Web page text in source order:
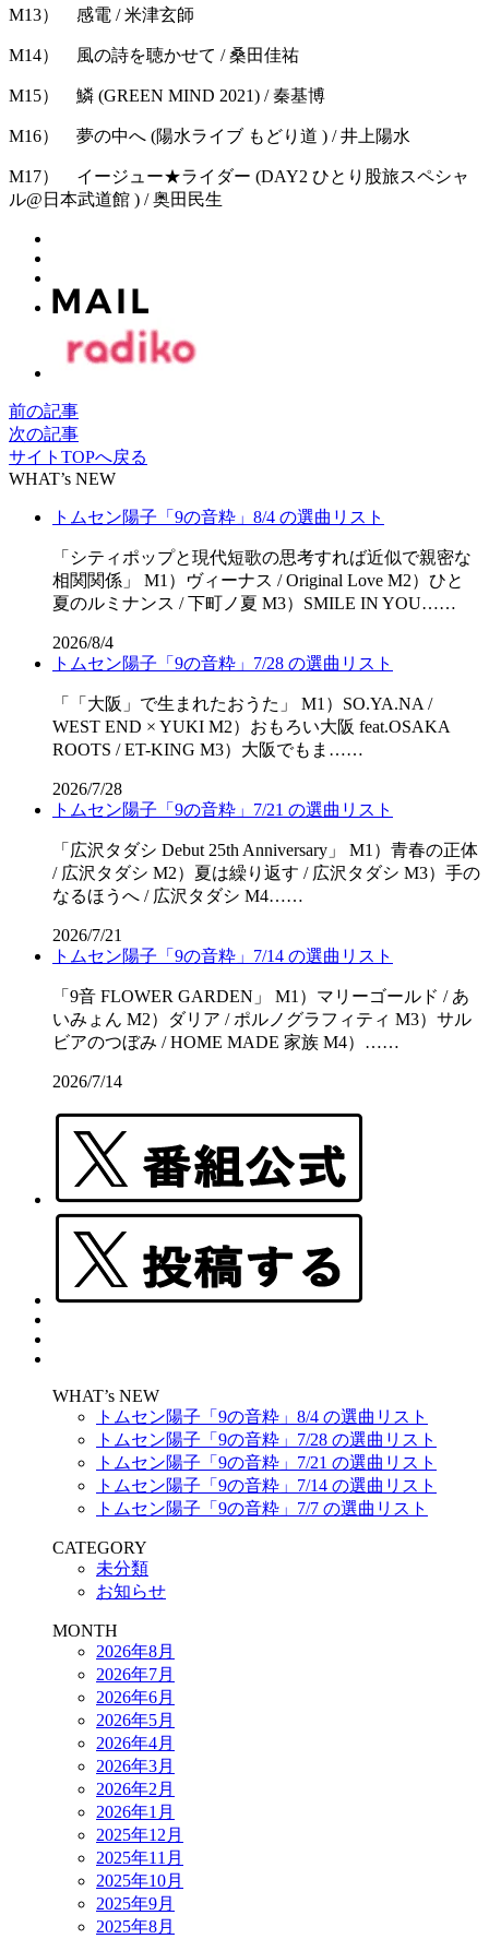
M13） 感電 / 米津玄師
M14） 風の詩を聴かせて / 桑田佳祐
M15） 鱗 (GREEN MIND 2021) / 秦基博
M16） 夢の中へ (陽水ライブ もどり道 ) / 井上陽水
M17） イージュー★ライダー (DAY2 ひとり股旅スペシャ
ル@日本武道館 ) / 奥田民生
前の記事
次の記事
サイトTOPへ戻る
WHAT’s NEW
トムセン陽子「9の音粋」8/4 の選曲リスト
「シティポップと現代短歌の思考すれば近似で親密な
相関関係」 M1）ヴィーナス / Original Love M2）ひと
夏のルミナンス / 下町ノ夏 M3）SMILE IN YOU……
2026/8/4
トムセン陽子「9の音粋」7/28 の選曲リスト
「「⼤阪」で⽣まれたおうた」 M1）SO.YA.NA /
WEST END × YUKI M2）おもろい大阪 feat.OSAKA
ROOTS / ET-KING M3）大阪でもま……
2026/7/28
トムセン陽子「9の音粋」7/21 の選曲リスト
「広沢タダシ Debut 25th Anniversary」 M1）青春の正体
/ 広沢タダシ M2）夏は繰り返す / 広沢タダシ M3）手の
なるほうへ / 広沢タダシ M4……
2026/7/21
トムセン陽子「9の音粋」7/14 の選曲リスト
「9音 FLOWER GARDEN」 M1）マリーゴールド / あ
いみょん M2）ダリア / ポルノグラフィティ M3）サル
ビアのつぼみ / HOME MADE 家族 M4）……
2026/7/14
WHAT’s NEW
トムセン陽子「9の音粋」8/4 の選曲リスト
トムセン陽子「9の音粋」7/28 の選曲リスト
トムセン陽子「9の音粋」7/21 の選曲リスト
トムセン陽子「9の音粋」7/14 の選曲リスト
トムセン陽子「9の音粋」7/7 の選曲リスト
CATEGORY
未分類
お知らせ
MONTH
2026年8月
2026年7月
2026年6月
2026年5月
2026年4月
2026年3月
2026年2月
2026年1月
2025年12月
2025年11月
2025年10月
2025年9月
2025年8月